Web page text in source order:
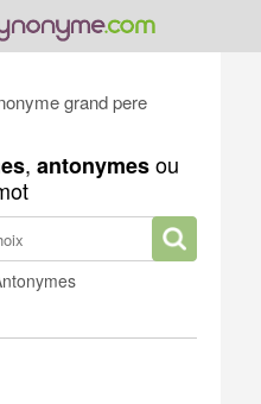
grand pere
, antonymesou